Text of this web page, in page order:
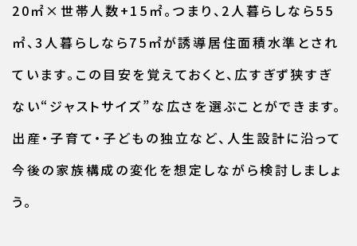
20㎡×世帯人数+15㎡。つまり、2人暮らしなら55
㎡、3人暮らしなら75㎡が誘導居住面積水準とされ
ています。この目安を覚えておくと、広すぎず狭すぎ
ない“ジャストサイズ”な広さを選ぶことができます。
出産・子育て・子どもの独立など、人生設計に沿って
今後の家族構成の変化を想定しながら検討しましょ
う。